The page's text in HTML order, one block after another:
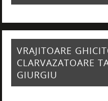
VRAJITOARE
CLARVAZATOARE
GIURGIU